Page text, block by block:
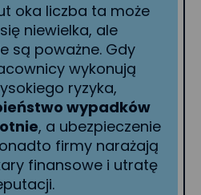
oka liczba ta może
niewielka, ale
są poważne. Gdy
wykonują
ryzyka,
wypadków
, a ubezpieczenie
firmy narażają
finansowe i utratę